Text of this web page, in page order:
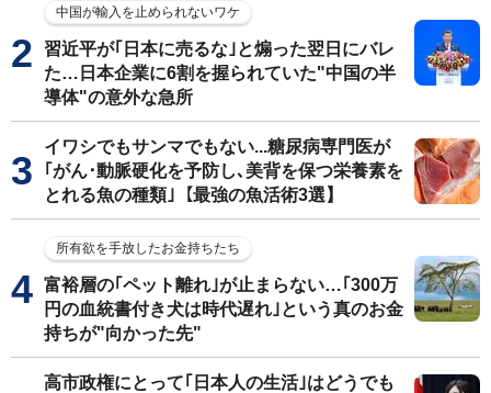
中国が輸入を止められないワケ
習近平が｢日本に売るな｣と煽った翌日にバレ
た…日本企業に6割を握られていた"中国の半
導体"の意外な急所
イワシでもサンマでもない...糖尿病専門医が
｢がん･動脈硬化を予防し､美背を保つ栄養素を
とれる魚の種類｣【最強の魚活術3選】
所有欲を手放したお金持ちたち
富裕層の｢ペット離れ｣が止まらない…｢300万
円の血統書付き犬は時代遅れ｣という真のお金
持ちが"向かった先"
高市政権にとって｢日本人の生活｣はどうでも